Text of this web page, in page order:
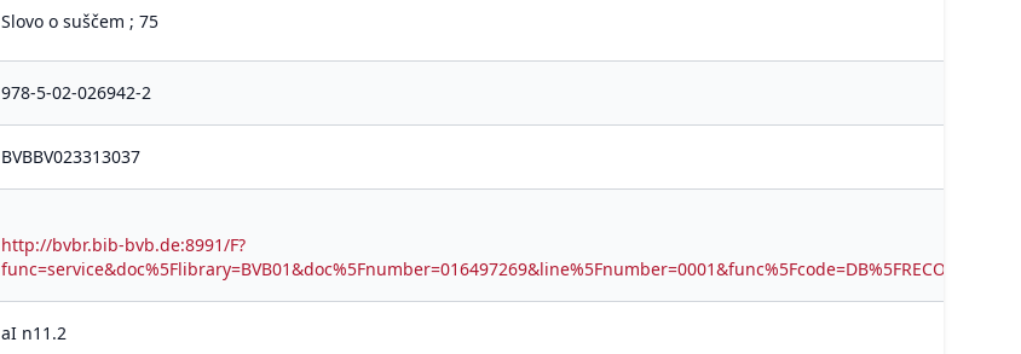
Slovo o suščem ; 75
978-5-02-026942-2
BVBBV023313037
http://bvbr.bib-bvb.de:8991/F?
aI n11.2